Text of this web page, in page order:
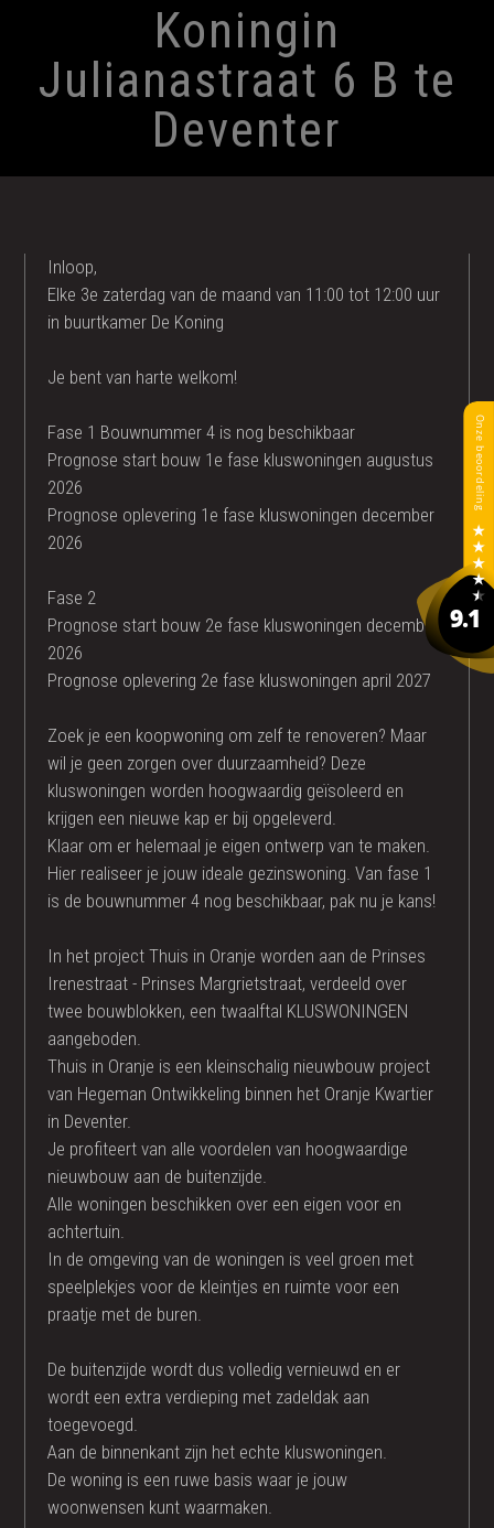
Koningin
Julianastraat 6 B te
Deventer
Inloop,
Elke 3e zaterdag van de maand van 11:00 tot 12:00 uur
in buurtkamer De Koning
Je bent van harte welkom!
Fase 1 Bouwnummer 4 is nog beschikbaar
Prognose start bouw 1e fase kluswoningen augustus
2026
Prognose oplevering 1e fase kluswoningen december
2026
Fase 2
Prognose start bouw 2e fase kluswoningen december
2026
Prognose oplevering 2e fase kluswoningen april 2027
Zoek je een koopwoning om zelf te renoveren? Maar
wil je geen zorgen over duurzaamheid? Deze
kluswoningen worden hoogwaardig geïsoleerd en
krijgen een nieuwe kap er bij opgeleverd.
Klaar om er helemaal je eigen ontwerp van te maken.
Hier realiseer je jouw ideale gezinswoning. Van fase 1
is de bouwnummer 4 nog beschikbaar, pak nu je kans!
In het project Thuis in Oranje worden aan de Prinses
Irenestraat - Prinses Margrietstraat, verdeeld over
twee bouwblokken, een twaalftal KLUSWONINGEN
aangeboden.
Thuis in Oranje is een kleinschalig nieuwbouw project
van Hegeman Ontwikkeling binnen het Oranje Kwartier
in Deventer.
Je profiteert van alle voordelen van hoogwaardige
nieuwbouw aan de buitenzijde.
Alle woningen beschikken over een eigen voor en
achtertuin.
In de omgeving van de woningen is veel groen met
speelplekjes voor de kleintjes en ruimte voor een
praatje met de buren.
De buitenzijde wordt dus volledig vernieuwd en er
wordt een extra verdieping met zadeldak aan
toegevoegd.
Aan de binnenkant zijn het echte kluswoningen.
De woning is een ruwe basis waar je jouw
woonwensen kunt waarmaken.